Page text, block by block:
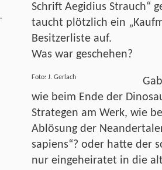
Schrift Aegidius Strauch“
taucht plötzlich ein
Besitzerliste auf.
Was war geschehen?
Foto: J. Gerlach
wie beim Ende der
Strategen am Werk, wie
Ablösung der
sapiens“? oder hatte der
nur eingeheiratet in die
.